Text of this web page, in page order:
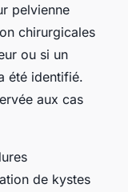
pelvienne
chirurgicales
ou si un
été identifié.
aux cas
de kystes